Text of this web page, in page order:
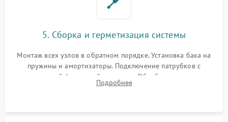
5. Сборка и герметизация системы
Монтаж всех узлов в обратном порядке. Установка бака на
пружины и амортизаторы. Подключение патрубков с
надежной фиксацией хомутами. Обработка стыков
герметиком для предотвращения возможных протечек воды.
Подробнее